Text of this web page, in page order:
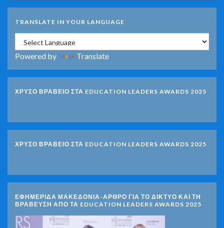
TRANSLATE IN YOUR LANGUAGE
Powered by Translate
ΧΡΥΣΟ ΒΡΑΒΕΙΟ ΣΤΑ EDUCATION LEADERS AWARDS 2025
ΧΡΥΣΟ ΒΡΑΒΕΙΟ ΣΤΑ EDUCATION LEADERS AWARDS 2025
ΕΦΗΜΕΡΙΔΑ ΜΑΚΕΔΟΝΙΑ-ΑΡΘΡΟ ΓΙΑ ΤΟ ΔΙΚΤΥΟ ΚΑΙ ΤΗ
ΒΡΑΒΕΥΣΗ ΑΠΟ ΤΑ EDUCATION LEADERS AWARDS 2025